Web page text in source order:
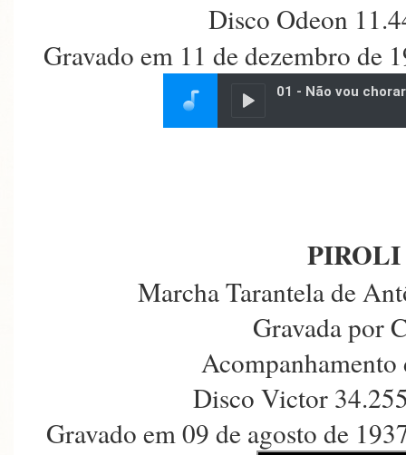
Disco Odeon
Gravado em 11 de dezembro de
Marcha Tarantela de
Gravada por
Disco Victor
Gravado em 09 de agosto de